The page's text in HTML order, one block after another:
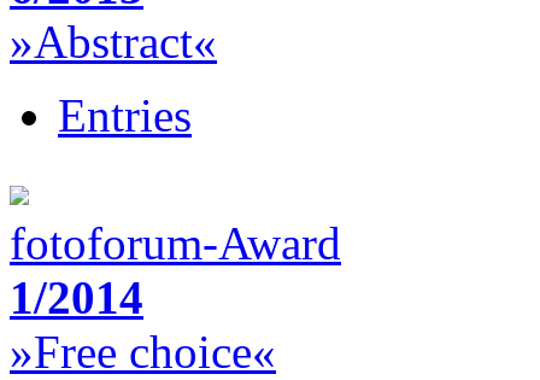
»Abstract«
Entries
fotoforum-Award
1/2014
»Free choice«